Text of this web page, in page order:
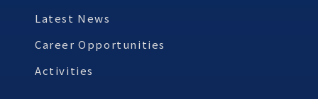
Latest News
Career Opportunities
Activities